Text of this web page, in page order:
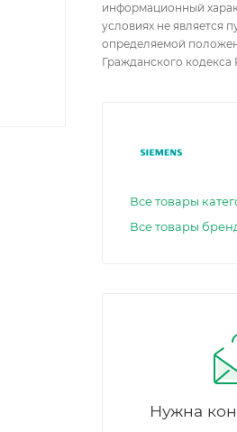
информационный
условиях не является
определяемой
Гражданского кодекса
Все товары
Все товары
Нужна